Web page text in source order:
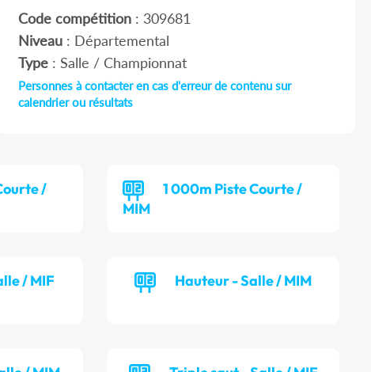
Code compétition: 309681
Niveau: Départemental
Type: Salle / Championnat
Personnes à contacter en cas d'erreur de contenu sur
calendrier ou résultats
/
1 000m Piste Courte /
MIM
/ MIF Hauteur - Salle / MIM